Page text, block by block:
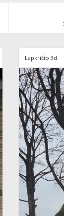
Lapkričio 3d.